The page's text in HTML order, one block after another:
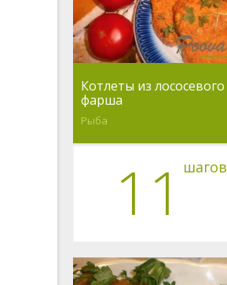
Котлеты из лососевого
фарша
Рыба
11 шагов